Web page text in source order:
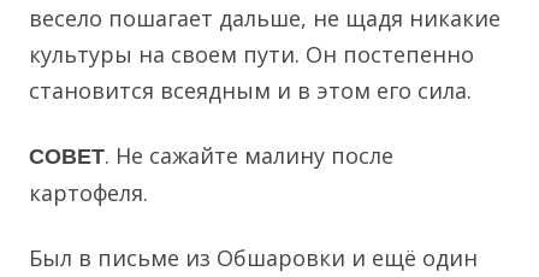
весело пошагает дальше, не щадя никакие
культуры на своем пути. Он постепенно
становится всеядным и в этом его сила.
СОВЕТ. Не сажайте малину после
картофеля.
Был в письме из Обшаровки и ещё один